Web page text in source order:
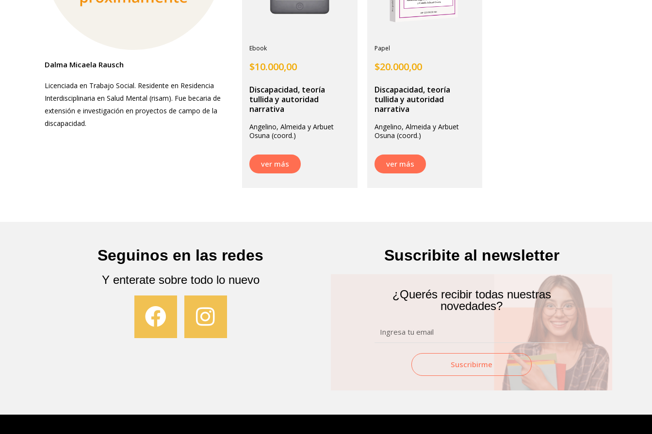
Dalma Micaela Rausch
Licenciada en Trabajo Social. Residente en Residencia
Interdisciplinaria en Salud Mental (risam). Fue becaria de
extensión e investigación en proyectos de campo de la
discapacidad.
Ebook
$10.000,00
Discapacidad, teoría
tullida y autoridad
narrativa
Angelino, Almeida y Arbuet
Osuna (coord.)
ver más
Papel
$20.000,00
Discapacidad, teoría
tullida y autoridad
narrativa
Angelino, Almeida y Arbuet
Osuna (coord.)
ver más
Seguinos en las redes
Y enterate sobre todo lo nuevo
F
a
c
o
I
n
s
g
Suscribite al newsletter
¿Querés recibir todas nuestras
novedades?
Suscribirme